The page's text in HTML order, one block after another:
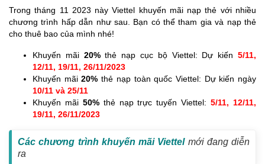
Trong tháng 11 2023 này Viettel khuyến mãi nạp thẻ với nhiều
chương trình hấp dẫn như sau. Bạn có thể tham gia và nạp thẻ
cho thuê bao của mình nhé!
Khuyến mãi20%thẻ nạp cục bộ Viettel: Dự kiến5/11,
12/11, 19/11, 26/11/2023
Khuyến mãi20% thẻ nạp toàn quốc Viettel: Dự kiến ngày
10/11 và 25/11
Khuyến mãi50%thẻ nạp trực tuyến Viettel:5/11, 12/11,
19/11, 26/11/2023
Các chương trình khuyến mãi Viettelmới đang diễn
ra